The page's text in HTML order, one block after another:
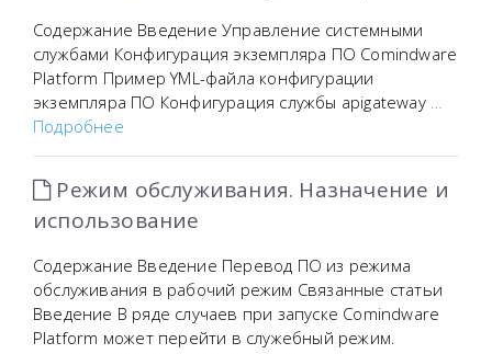
Содержание Введение Управление системными
службами Конфигурация экземпляра ПО Comindware
Platform Пример YML-файла конфигурации
экземпляра ПО Конфигурация службы apigateway …
Подробнее
Режим обслуживания. Назначение и
использование
Содержание Введение Перевод ПО из режима
обслуживания в рабочий режим Связанные статьи
Введение В ряде случаев при запуске Comindware
Platform может перейти в служебный режим.